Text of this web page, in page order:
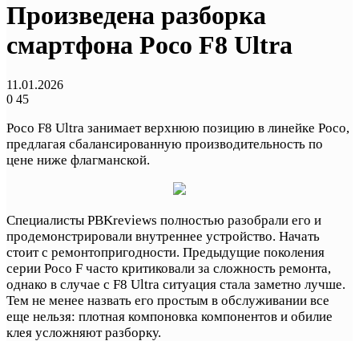
Произведена разборка
смартфона Poco F8 Ultra
11.01.2026
0 45
Poco F8 Ultra занимает верхнюю позицию в линейке Poco,
предлагая сбалансированную производительность по
цене ниже флагманской.
Специалисты PBKreviews полностью разобрали его и
продемонстрировали внутреннее устройство. Начать
стоит с ремонтопригодности. Предыдущие поколения
серии Poco F часто критиковали за сложность ремонта,
однако в случае с F8 Ultra ситуация стала заметно лучше.
Тем не менее назвать его простым в обслуживании все
еще нельзя: плотная компоновка компонентов и обилие
клея усложняют разборку.